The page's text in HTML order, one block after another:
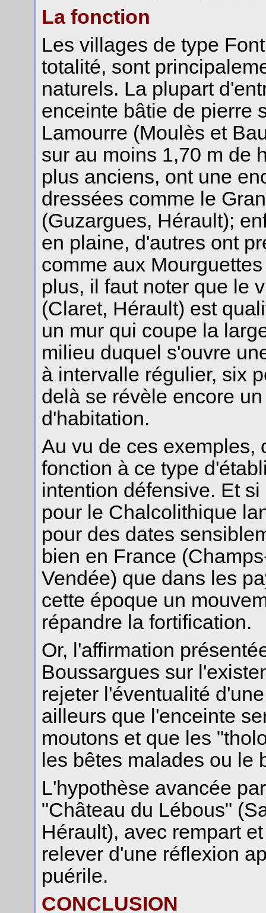
La fonction
Les villages de type
totalité, sont
naturels. La plupart
enceinte bâtie de pierre
Lamourre (Moulès et
sur au moins 1,70 m de
plus anciens, ont une
dressées comme le
(Guzargues, Hérault);
en plaine, d'autres ont
comme aux
plus, il faut noter que le
(Claret, Hérault) est
un mur qui coupe la
milieu duquel s'ouvre
à intervalle régulier, six
delà se révèle encore
d'habitation.
Au vu de ces exemples,
fonction à ce type
intention défensive. Et
pour le Chalcolithique
pour des dates
bien en France
Vendée) que dans les
cette époque un
répandre la fortification.
Or, l'affirmation
Boussargues sur
rejeter l'éventualité
ailleurs que l'enceinte
moutons et que les
les bêtes malades ou le
L'hypothèse avancée
"Château du Lébous"
Hérault), avec rempart
relever d'une réflexion
puérile.
CONCLUSION